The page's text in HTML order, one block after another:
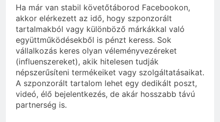
Ha már van stabil követőtáborod Facebookon,
akkor elérkezett az idő, hogy szponzorált
tartalmakból vagy különböző márkákkal való
együttműködésekből is pénzt keress. Sok
vállalkozás keres olyan véleményvezéreket
(influenszereket), akik hitelesen tudják
népszerűsíteni termékeiket vagy szolgáltatásaikat.
A szponzorált tartalom lehet egy dedikált poszt,
videó, élő bejelentkezés, de akár hosszabb távú
partnerség is.